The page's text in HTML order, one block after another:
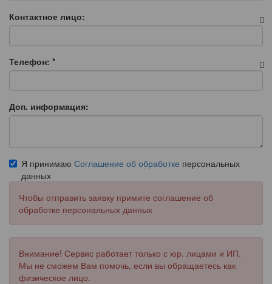
Контактное лицо:
Телефон: *
Доп. информация:
Я принимаю Соглашение об обработке персональных
данных
Чтобы отправить заявку примите соглашение об
обработке персональных данных
Внимание! Сервис работает только с юр. лицами и ИП.
Мы не сможем Вам помочь, если вы обращаетесь как
физическое лицо.